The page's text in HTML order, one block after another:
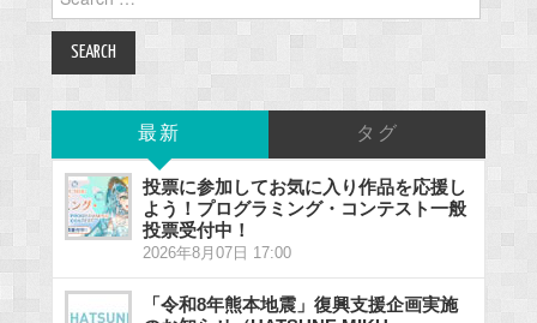
for:
最新 タグ
投票に参加してお気に入り作品を応援し
よう！プログラミング・コンテスト一般
投票受付中！
2026年8月07日 17:00
「令和8年熊本地震」復興支援企画実施